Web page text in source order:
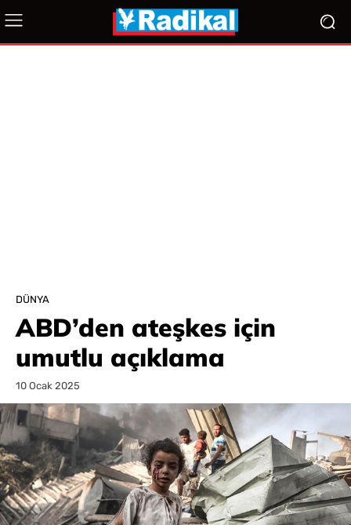
DÜNYA
ABD’den ateşkes için
umutlu açıklama
10 Ocak 2025